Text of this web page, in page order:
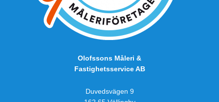
Olofssons Måleri &
Fastighetsservice AB
Duvedsvägen 9